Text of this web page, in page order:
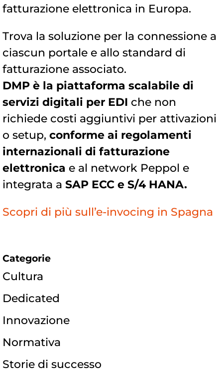
fatturazione elettronica in Europa.
Trova la soluzione per la connessione a
ciascun portale e allo standard di
fatturazione associato.
DMP è la piattaforma scalabile di
servizi digitali per EDI che non
richiede costi aggiuntivi per attivazioni
o setup, conforme ai regolamenti
internazionali di fatturazione
elettronica e al network Peppol e
integrata a SAP ECC e S/4 HANA.
Scopri di più sull’e-invocing in Spagna
Categorie
Cultura
Dedicated
Innovazione
Normativa
Storie di successo